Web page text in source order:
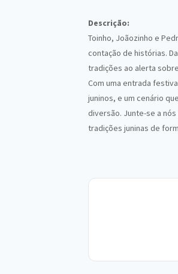
Descrição:
Toinho, Joãozinho e
contação de histórias.
tradições ao alerta
Com uma entrada
juninos, e um cenário
diversão. Junte-se a
tradições juninas de